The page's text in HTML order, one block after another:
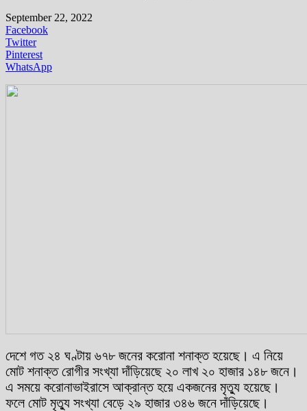
September 22, 2022
Facebook
Twitter
Pinterest
WhatsApp
দেশে গত ২৪ ঘণ্টায় ৬৭৮ জনের করোনা শনাক্ত হয়েছে। এ নিয়ে
মোট শনাক্ত রোগীর সংখ্যা দাঁড়িয়েছে ২০ লাখ ২০ হাজার ১৪৮ জনে।
এ সময়ে করোনাভাইরাসে আক্রান্ত হয়ে একজনের মৃত্যু হয়েছে।
ফলে মোট মৃত্যু সংখ্যা বেড়ে ২৯ হাজার ৩৪৬ জনে দাঁড়িয়েছে।